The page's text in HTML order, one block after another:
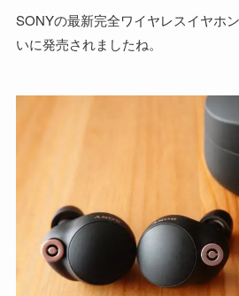
SONYの最新完全ワイヤレスイヤホ
いに発売されましたね。